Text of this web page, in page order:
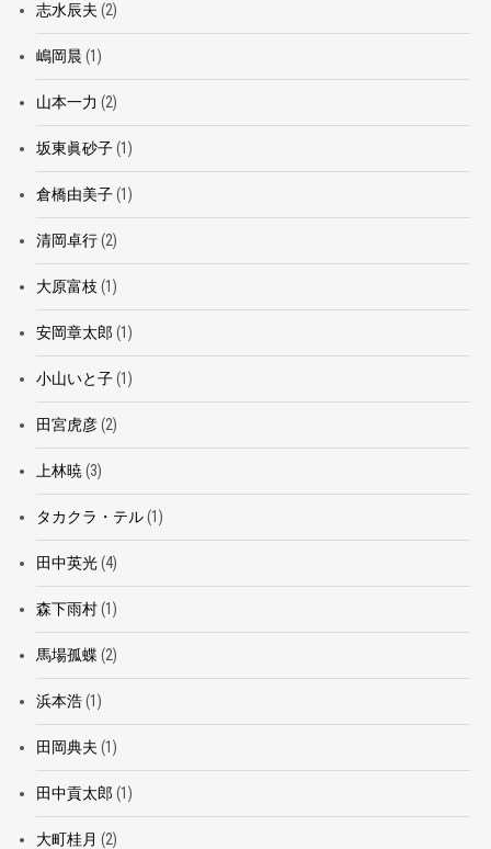
志水辰夫 (2)
嶋岡晨 (1)
山本一力 (2)
坂東眞砂子(1)
倉橋由美子(1)
清岡卓行(2)
大原富枝 (1)
安岡章太郎 (1)
小山いと子(1)
田宮虎彦(2)
上林暁 (3)
タカクラ・テル(1)
田中英光(4)
森下雨村(1)
馬場孤蝶 (2)
浜本浩(1)
田岡典夫 (1)
田中貢太郎 (1)
大町桂月 (2)